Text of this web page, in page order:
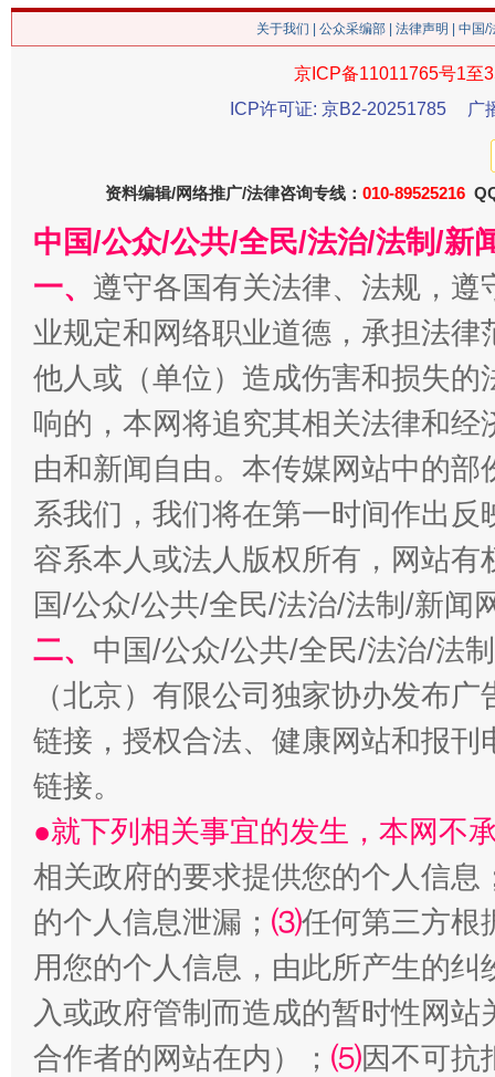
在谋一域中谋全局
今
习近平的博鳌关键词
魏明亮
“刷贴”乱象丛生
生
关于我们 公众采编部 法律声明 | 中国
京ICP备11011765号1至
ICP许可证: 京B2-20251785
广
资料编辑/网络推广/法律咨询专线： 010-89525216
中国/公众/公共/全民/法治/法制/新
一、 遵守各国有关法律、法规，
业规定和网络职业道德，承担法
他人或（单位）造成伤害和损失
响的，本网将追究其相关法律和
由和新闻自由。本传媒网站中的
系我们，我们将在第一时间作出
容系本人或法人版权所有，网站
国/公众/公共/全民/法治/法制/新闻
二、 中国/公众/公共/全民/法治/法
（北京）有限公司独家协办发布
链接，授权合法、健康网站和报
链接。
●就下列相关事宜的发生，本网不
相关政府的要求提供您的个人信息
的个人信息泄漏； ⑶任何第三方根
用您的个人信息，由此所产生的纠
入或政府管制而造成的暂时性网
合作者的网站在内）； ⑸因不可抗